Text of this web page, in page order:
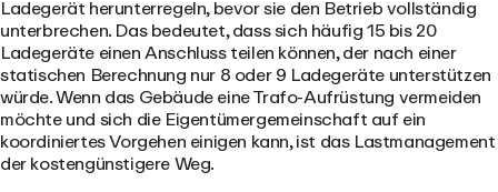
Ladegerät herunterregeln, bevor sie den Betrieb vollständig
unterbrechen. Das bedeutet, dass sich häufig 15 bis 20
Ladegeräte einen Anschluss teilen können, der nach einer
statischen Berechnung nur 8 oder 9 Ladegeräte unterstützen
würde. Wenn das Gebäude eine Trafo-Aufrüstung vermeiden
möchte und sich die Eigentümergemeinschaft auf ein
koordiniertes Vorgehen einigen kann, ist das Lastmanagement
der kostengünstigere Weg.